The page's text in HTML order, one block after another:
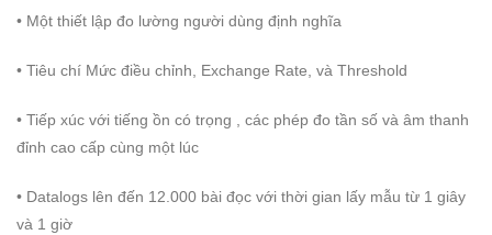
• Một thiết lập đo lường người dùng định nghĩa
• Tiêu chí Mức điều chỉnh, Exchange Rate, và Threshold
• Tiếp xúc với tiếng ồn có trọng , các phép đo tần số và âm thanh
đỉnh cao cấp cùng một lúc
• Datalogs lên đến 12.000 bài đọc với thời gian lấy mẫu từ 1 giây
và 1 giờ